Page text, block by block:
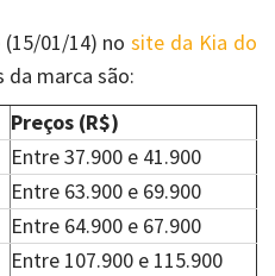
(15/01/14) nosite da Kia do
da marca são:
Preços (R$)
Entre 37.900 e 41.900
Entre 63.900 e 69.900
Entre 64.900 e 67.900
Entre 107.900 e 115.900